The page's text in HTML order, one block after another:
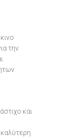
την
και